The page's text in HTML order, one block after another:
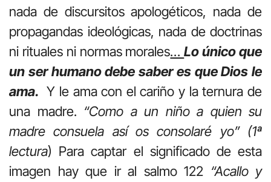
nada de discursitos apologéticos, nada de
propagandas ideológicas, nada de doctrinas
ni rituales ni normas morales…Lo único que
un ser humano debe saber es que Dios le
ama. Y le ama con el cariño y la ternura de
una madre. “Como a un niño a quien su
madre consuela así os consolaré yo” (1ª
lectura) Para captar el significado de esta
imagen hay que ir al salmo 122 “Acallo y